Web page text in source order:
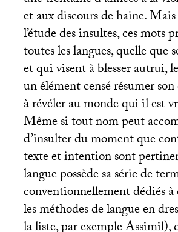
et aux discours de haine.
l’étude des insultes, ces mots
toutes les langues, quelle que
et qui visent à blesser autrui,
un élément censé résumer son
à révéler au monde qui il est
Même si tout nom peut
d’insulter du moment que
texte et intention sont
langue possède sa série de
conventionnellement dédiés à
les méthodes de langue en